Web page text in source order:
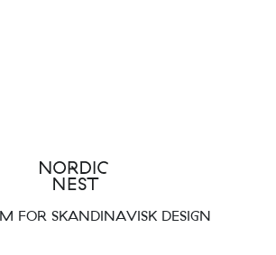
FOR SKANDINAVISK DESIGN